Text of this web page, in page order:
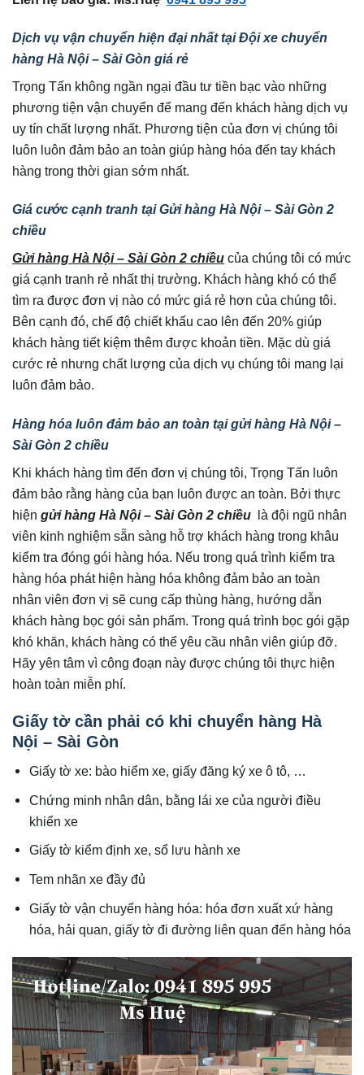
Dịch vụ vận chuyển hiện đại nhất tại Đội xe chuyển
hàng Hà Nội – Sài Gòn giá rẻ
Trọng Tấn không ngần ngại đầu tư tiền bạc vào những
phương tiện vận chuyển để mang đến khách hàng dịch vụ
uy tín chất lượng nhất. Phương tiện của đơn vị chúng tôi
luôn luôn đảm bảo an toàn giúp hàng hóa đến tay khách
hàng trong thời gian sớm nhất.
Giá cước cạnh tranh tại Gửi hàng Hà Nội – Sài Gòn 2
chiều
Gửi hàng Hà Nội – Sài Gòn 2 chiều của chúng tôi có mức
giá cạnh tranh rẻ nhất thị trường. Khách hàng khó có thể
tìm ra được đơn vị nào có mức giá rẻ hơn của chúng tôi.
Bên cạnh đó, chế độ chiết khấu cao lên đến 20% giúp
khách hàng tiết kiệm thêm được khoản tiền. Mặc dù giá
cước rẻ nhưng chất lượng của dịch vụ chúng tôi mang lại
luôn đảm bảo.
Hàng hóa luôn đảm bảo an toàn tại gửi hàng Hà Nội –
Sài Gòn 2 chiều
Khi khách hàng tìm đến đơn vị chúng tôi, Trọng Tấn luôn
đảm bảo rằng hàng của bạn luôn được an toàn. Bởi thực
hiện gửi hàng Hà Nội – Sài Gòn 2 chiều là đội ngũ nhân
viên kinh nghiệm sẵn sàng hỗ trợ khách hàng trong khâu
kiểm tra đóng gói hàng hóa. Nếu trong quá trình kiểm tra
hàng hóa phát hiện hàng hóa không đảm bảo an toàn
nhân viên đơn vị sẽ cung cấp thùng hàng, hướng dẫn
khách hàng bọc gói sản phẩm. Trong quá trình bọc gói gặp
khó khăn, khách hàng có thể yêu cầu nhân viên giúp đỡ.
Hãy yên tâm vì công đoạn này được chúng tôi thực hiện
hoàn toàn miễn phí.
Giấy tờ cần phải có khi chuyển hàng Hà
Nội – Sài Gòn
Giấy tờ xe: bào hiểm xe, giấy đăng ký xe ô tô, …
Chứng minh nhân dân, bằng lái xe của người điều
khiển xe
Giấy tờ kiểm định xe, sổ lưu hành xe
Tem nhãn xe đầy đủ
Giấy tờ vận chuyển hàng hóa: hóa đơn xuất xứ hàng
hóa, hải quan, giấy tờ đi đường liên quan đến hàng hóa